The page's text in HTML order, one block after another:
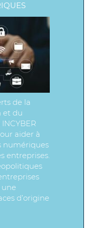
de la
et du
aider à
numériques
entreprises.
d’origine